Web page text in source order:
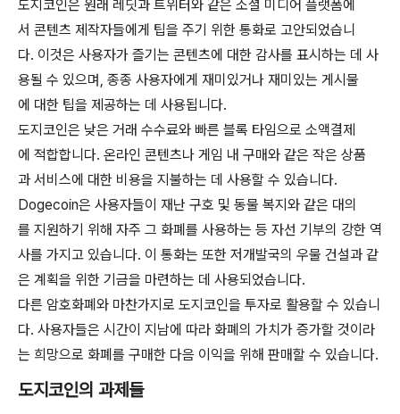
도지코인은 원래 레딧과 트위터와 같은 소셜 미디어 플랫폼에
서 콘텐츠 제작자들에게 팁을 주기 위한 통화로 고안되었습니
다. 이것은 사용자가 즐기는 콘텐츠에 대한 감사를 표시하는 데 사
용될 수 있으며, 종종 사용자에게 재미있거나 재미있는 게시물
에 대한 팁을 제공하는 데 사용됩니다.
도지코인은 낮은 거래 수수료와 빠른 블록 타임으로 소액결제
에 적합합니다. 온라인 콘텐츠나 게임 내 구매와 같은 작은 상품
과 서비스에 대한 비용을 지불하는 데 사용할 수 있습니다.
Dogecoin은 사용자들이 재난 구호 및 동물 복지와 같은 대의
를 지원하기 위해 자주 그 화폐를 사용하는 등 자선 기부의 강한 역
사를 가지고 있습니다. 이 통화는 또한 저개발국의 우물 건설과 같
은 계획을 위한 기금을 마련하는 데 사용되었습니다.
다른 암호화폐와 마찬가지로 도지코인을 투자로 활용할 수 있습니
다. 사용자들은 시간이 지남에 따라 화폐의 가치가 증가할 것이라
는 희망으로 화폐를 구매한 다음 이익을 위해 판매할 수 있습니다.
도지코인의 과제들